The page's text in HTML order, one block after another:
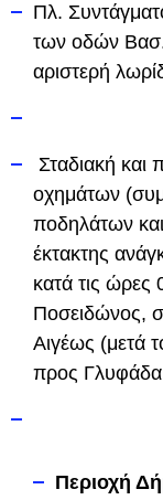
Πλ.
των οδών
αριστερή
Σταδιακή και
οχημάτων
ποδηλάτων
έκτακτης
κατά τις
Ποσειδώνος,
Αιγέως (μετά
προς
Περιοχή